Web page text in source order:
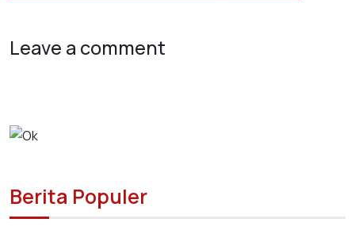
Leave a comment
Berita Populer